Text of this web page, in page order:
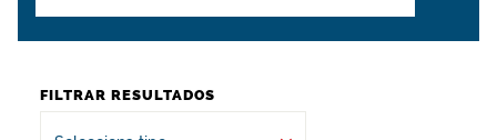
FILTRAR RESULTADOS